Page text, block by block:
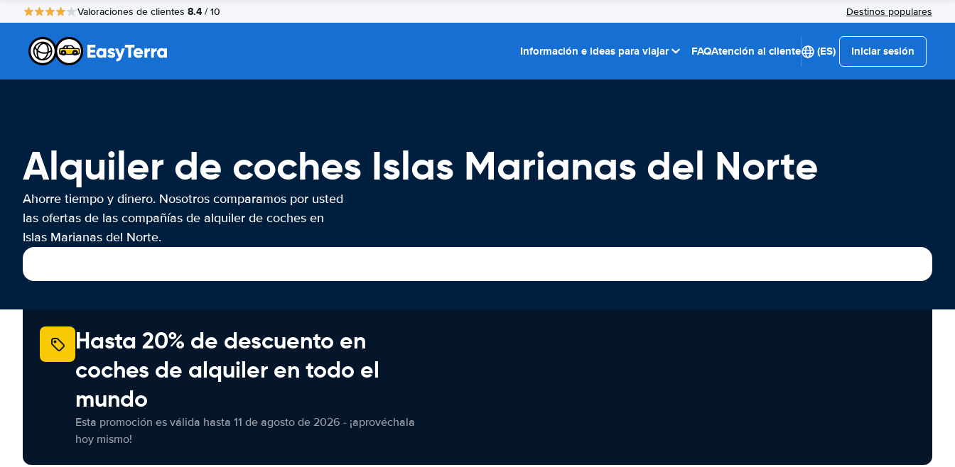
Valoraciones de clientes 8.4 / 10 Destinos populares
Información e ideas para viajar FAQAtención al cliente (ES) Iniciar sesión
Alquiler de coches Islas Marianas del Norte
Ahorre tiempo y dinero. Nosotros comparamos por usted
las ofertas de las compañías de alquiler de coches en
Islas Marianas del Norte.
Hasta 20% de descuento en
coches de alquiler en todo el
mundo
Esta promoción es válida hasta 11 de agosto de 2026 - ¡aprovéchala
hoy mismo!